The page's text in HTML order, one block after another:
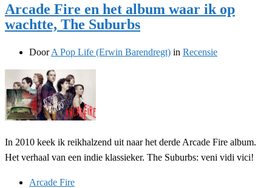
Arcade Fire en het album waar ik op
wachtte, The Suburbs
DoorA Pop Life (Erwin Barendregt) in Recensie
In 2010 keek ik reikhalzend uit naar het derde Arcade Fire album.
Het verhaal van een indie klassieker. The Suburbs: veni vidi vici!
Arcade Fire